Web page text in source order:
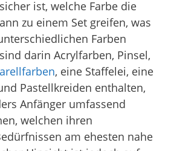
ist, welche Farbe die
zu einem Set greifen, was
Farben
darin Acrylfarben, Pinsel,
, eine Staffelei, eine
Pastellkreiden enthalten,
Anfänger umfassend
welchen ihren
am ehesten nahe